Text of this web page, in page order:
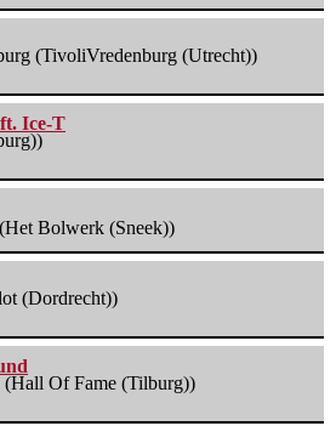
(TivoliVredenburg (Utrecht))
Ice-T
Bolwerk (Sneek))
(Dordrecht))
Of Fame (Tilburg))